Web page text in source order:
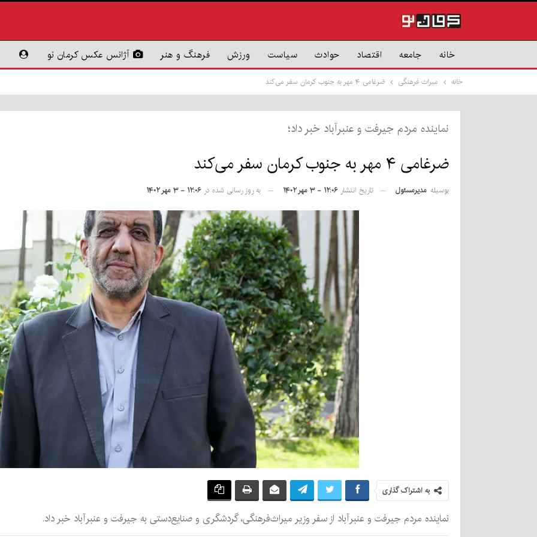
خانه جامعه اقتصاد حوادث سیاست ورزش فرهنگ و هنر آژانس عکس کرمان نو
خانه میراث فرهنگی ضرغامی ۴ مهر به جنوب کرمان سفر می‌کند
نماینده مردم جیرفت و عنبرآباد خبر داد؛
ضرغامی ۴ مهر به جنوب کرمان سفر می‌کند
بوسیله مدیرمسئول تاریخ انتشار ۱۲:۰۶ - ۳ مهر ۱۴۰۲ به روز رسانی شده در ۱۲:۰۶ - ۳ مهر ۱۴۰۲
به اشتراک گذاری
نماینده مردم جیرفت و عنبرآباد از سفر وزیر میراث‌فرهنگی، گردشگری و صنایع‌دستی به جیرفت و عنبرآباد خبر داد.